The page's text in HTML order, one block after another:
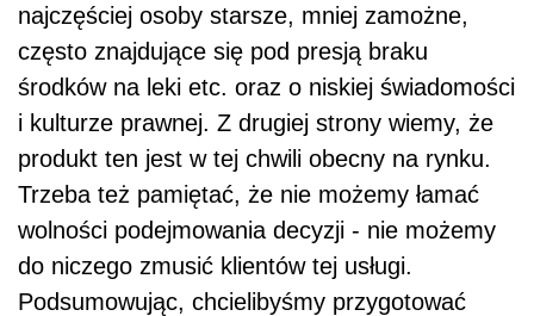
najczęściej osoby starsze, mniej zamożne,
często znajdujące się pod presją braku
środków na leki etc. oraz o niskiej świadomości
i kulturze prawnej. Z drugiej strony wiemy, że
produkt ten jest w tej chwili obecny na rynku.
Trzeba też pamiętać, że nie możemy łamać
wolności podejmowania decyzji - nie możemy
do niczego zmusić klientów tej usługi.
Podsumowując, chcielibyśmy przygotować